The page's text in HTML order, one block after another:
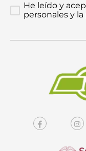
He leído y
personales y